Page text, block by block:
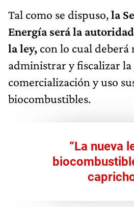
Tal como se dispuso,la
Energía será la
la ley, con lo cual deberá
administrar y fiscalizar
comercialización y uso
biocombustibles.
“La nueva